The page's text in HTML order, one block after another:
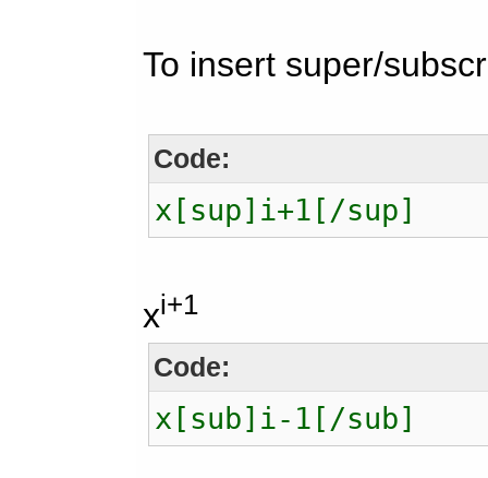
To insert super/
Code:
x[sup]i+1[/sup]
xi+1
Code:
x[sub]i-1[/sub]